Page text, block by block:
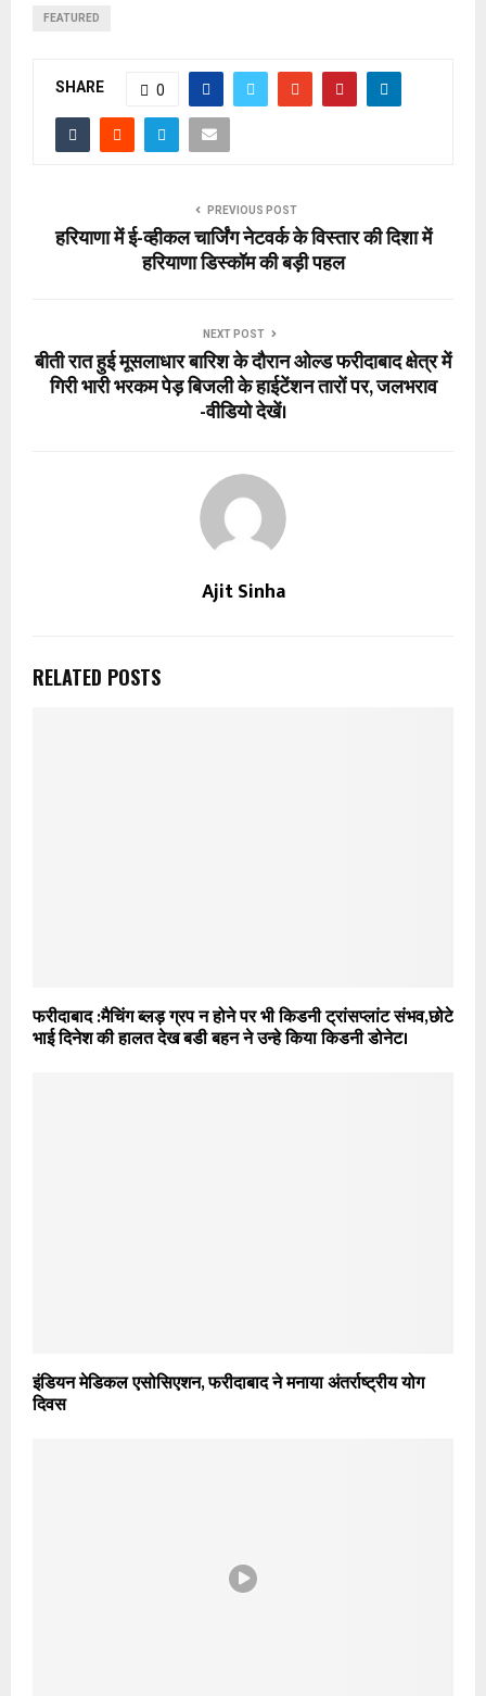
FEATURED
SHARE 0
PREVIOUS POST
हरियाणा में ई-व्हीकल चार्जिंग नेटवर्क के विस्तार की दिशा में
हरियाणा डिस्कॉम की बड़ी पहल
NEXT POST
बीती रात हुई मूसलाधार बारिश के दौरान ओल्ड फरीदाबाद क्षेत्र में
गिरी भारी भरकम पेड़ बिजली के हाईटेंशन तारों पर, जलभराव
-वीडियो देखें।
Ajit Sinha
RELATED POSTS
फरीदाबाद :मैचिंग ब्लड़ ग्रप न होने पर भी किडनी ट्रांसप्लांट संभव,छोटे
भाई दिनेश की हालत देख बडी बहन ने उन्हे किया किडनी डोनेट।
इंडियन मेडिकल एसोसिएशन, फरीदाबाद ने मनाया अंतर्राष्ट्रीय योग
दिवस